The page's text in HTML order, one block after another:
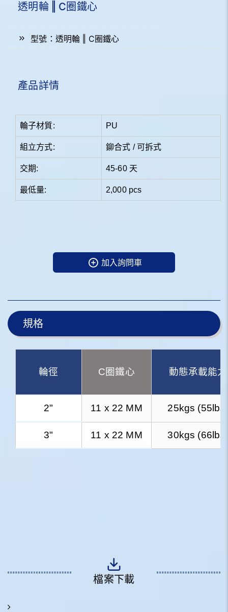
透明輪 ‖ C圈鐵心
型號：透明輪 ‖ C圈鐵心
產品詳情
輪子材質: PU
組立方式: 鉚合式 / 可拆式
交期: 45-60 天
最低量: 2,000 pcs
加入詢問車
規格
輪徑 C圈鐵心 動態承載能力
2" 11 x 22 MM 25kgs (55lbs)
3" 11 x 22 MM 30kgs (66lbs)
檔案下載